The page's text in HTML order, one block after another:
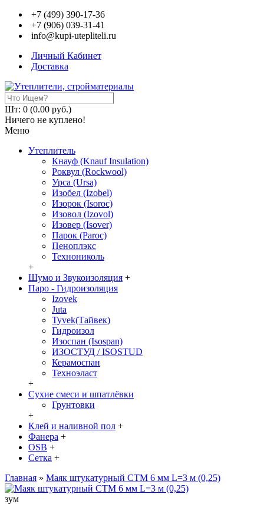
+7 (499) 390-17-36
+7 (906) 039-31-41
info@kupi-utepliteli.ru
Личный Кабинет
Доставка
Шт: 0 (0.00 руб.)
Ничего не куплено!
Меню
Утеплитель
Кнауф (Knauf Insulation)
Роквул (Rockwool)
Урса (Ursa)
Изобел (Izobel)
Изорок (Isoroc)
Изовол (Izovol)
Изовер (Isover)
Парок (Paroс)
Пеноплэкс
Технониколь
+
Шумо и Звукоизоляция +
Паро - Гидроизоляция
Izovek
Juta
Tyvek(Тайвек)
Гидроизол
Изоспан (Isospan)
ИЗОСТУД / ISOSTUD
Керамоспан
Техноэласт
+
Сухие смеси и шпатлёвки
Грунтовки
+
Клей и наливной пол +
Фанера +
OSB +
Сетка +
Главная » Маяк штукатурный СТМ 6 мм L=3 м (0,25)
зум